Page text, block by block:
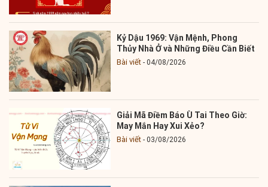
Kỷ Dậu 1969: Vận Mệnh, Phong
Thủy Nhà Ở và Những Điều Cần Biết
Bài viết 04/08/2026
Giải Mã Điềm Báo Ù Tai Theo Giờ:
May Mắn Hay Xui Xẻo?
Bài viết 03/08/2026